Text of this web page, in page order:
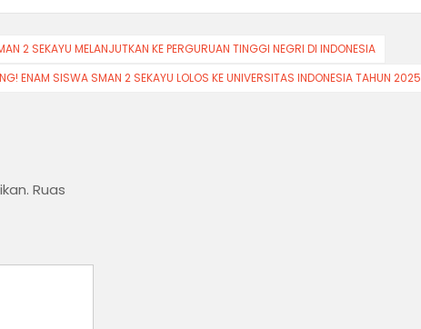
2 SEKAYU MELANJUTKAN KE PERGURUAN TINGGI NEGRI DI INDONESIA
ENAM SISWA SMAN 2 SEKAYU LOLOS KE UNIVERSITAS INDONESIA TAHUN 2025
Ruas